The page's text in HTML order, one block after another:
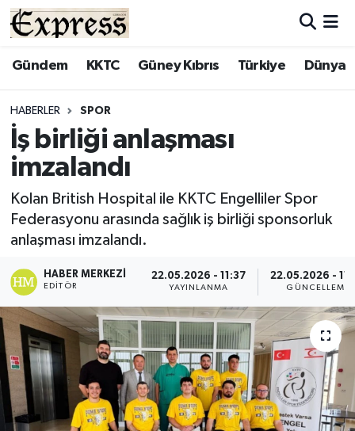
Gündem KKTC Güney Kıbrıs Türkiye Dünya
HABERLER SPOR
İş birliği anlaşması
imzalandı
Kolan British Hospital ile KKTC Engelliler Spor
Federasyonu arasında sağlık iş birliği sponsorluk
anlaşması imzalandı.
HABER MERKEZI
EDITÖR
22.05.2026 - 11:37
YAYINLANMA
22.05.2026 -
GÜNCELLEME
ALAYKÖY
BİLİM
DÜNYA
ENGLISH
ESENTEPE
GAZİMAĞUSA
Hava Durumu
Süper Lig Puan Durumu ve Fikstür
Son Dakika Haberleri